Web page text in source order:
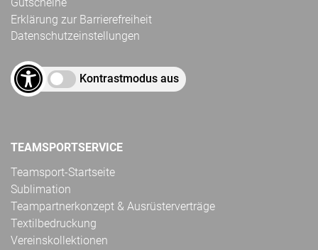
Erklärung zur Barrierefreiheit
Datenschutzeinstellungen
Kontrastmodus aus
TEAMSPORTSERVICE
Teamsport-Startseite
Sublimation
Teampartnerkonzept & Ausrüsterverträge
Textilbedruckung
Vereinskollektionen